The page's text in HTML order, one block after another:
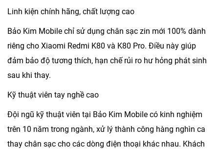
Linh kiện chính hãng, chất lượng cao
Bảo Kim Mobile chỉ sử dụng chân sạc zin mới 100% dành
riêng cho Xiaomi Redmi K80 và K80 Pro. Điều này giúp
đảm bảo độ tương thích, hạn chế rủi ro hư hỏng phát sinh
sau khi thay.
Kỹ thuật viên tay nghề cao
Đội ngũ kỹ thuật viên tại Bảo Kim Mobile có kinh nghiệm
trên 10 năm trong ngành, xử lý thành công hàng nghìn ca
thay chân sạc cho các dòng điện thoại khác nhau. Khách